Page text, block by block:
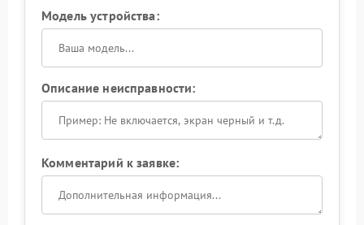
Модель устройства:
Описание неисправности:
Комментарий к заявке: